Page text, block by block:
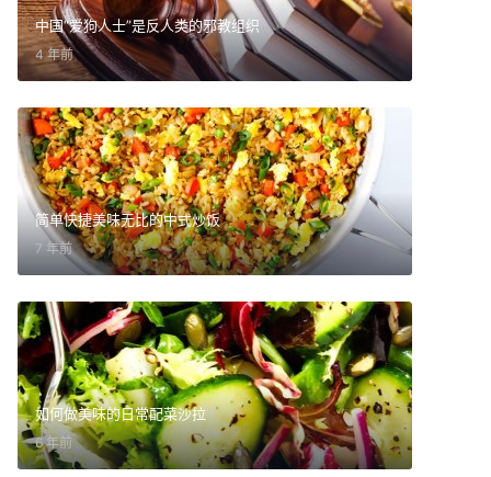
中国“爱狗人士”是反人类的邪教组织
4 年前
简单快捷美味无比的中式炒饭
7 年前
如何做美味的日常配菜沙拉
6 年前